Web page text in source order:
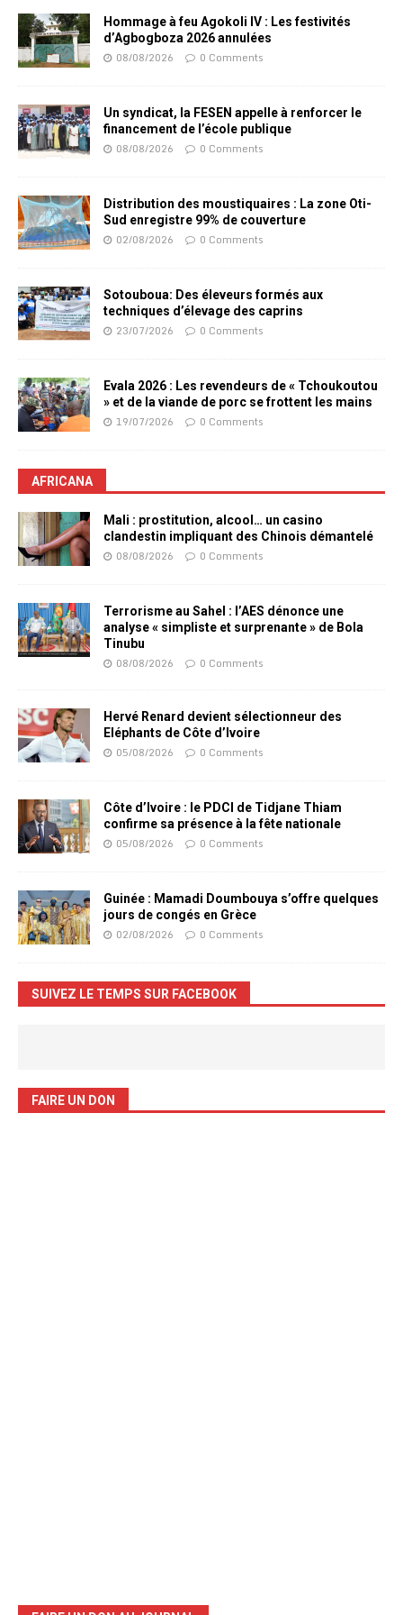
Hommage à feu Agokoli IV : Les festivités
d’Agbogboza 2026 annulées
08/08/2026 0 Comments
Un syndicat, la FESEN appelle à renforcer le
financement de l’école publique
08/08/2026 0 Comments
Distribution des moustiquaires : La zone Oti-
Sud enregistre 99% de couverture
02/08/2026 0 Comments
Sotouboua: Des éleveurs formés aux
techniques d’élevage des caprins
23/07/2026 0 Comments
Evala 2026 : Les revendeurs de « Tchoukoutou
» et de la viande de porc se frottent les mains
19/07/2026 0 Comments
AFRICANA
Mali : prostitution, alcool… un casino
clandestin impliquant des Chinois démantelé
08/08/2026 0 Comments
Terrorisme au Sahel : l’AES dénonce une
analyse « simpliste et surprenante » de Bola
Tinubu
08/08/2026 0 Comments
Hervé Renard devient sélectionneur des
Eléphants de Côte d’Ivoire
05/08/2026 0 Comments
Côte d’Ivoire : le PDCI de Tidjane Thiam
confirme sa présence à la fête nationale
05/08/2026 0 Comments
Guinée : Mamadi Doumbouya s’offre quelques
jours de congés en Grèce
02/08/2026 0 Comments
SUIVEZ LE TEMPS SUR FACEBOOK
FAIRE UN DON